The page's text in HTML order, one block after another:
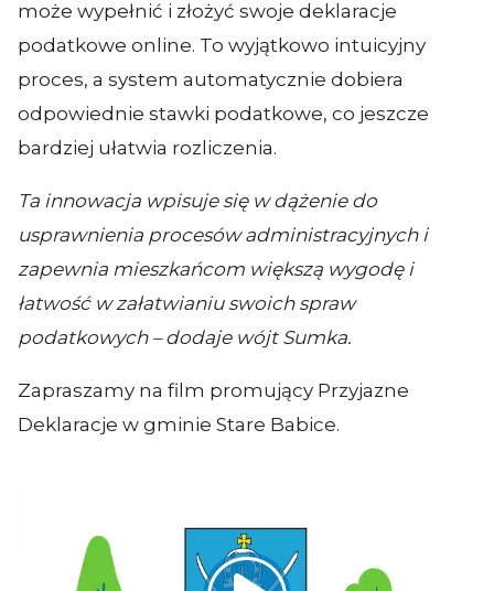
może wypełnić i złożyć swoje deklaracje
podatkowe online. To wyjątkowo intuicyjny
proces, a system automatycznie dobiera
odpowiednie stawki podatkowe, co jeszcze
bardziej ułatwia rozliczenia.
Ta innowacja wpisuje się w dążenie do
usprawnienia procesów administracyjnych i
zapewnia mieszkańcom większą wygodę i
łatwość w załatwianiu swoich spraw
podatkowych – dodaje wójt Sumka.
Zapraszamy na film promujący Przyjazne
Deklaracje w gminie Stare Babice.